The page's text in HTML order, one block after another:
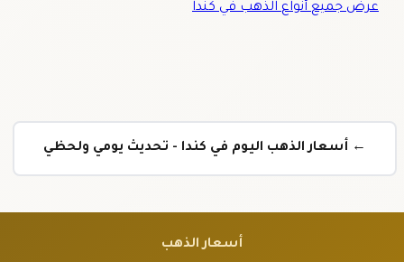
عرض جميع أنواع الذهب في كندا
← أسعار الذهب اليوم في كندا - تحديث يومي ولحظي
أسعار الذهب